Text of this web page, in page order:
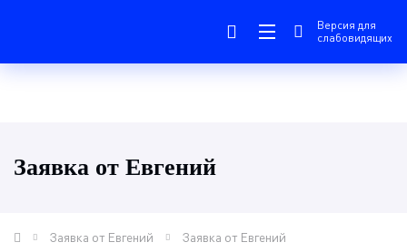
Версия для
слабовидящих
Заявка от Евгений
Заявка от Евгений Заявка от Евгений